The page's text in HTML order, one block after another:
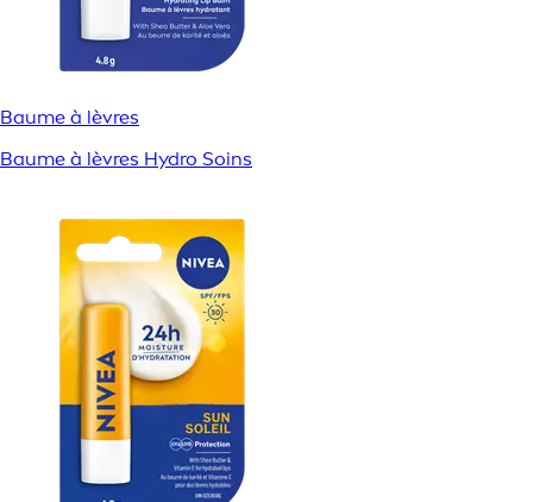
Baume à lèvres
Baume à lèvres Hydro Soins